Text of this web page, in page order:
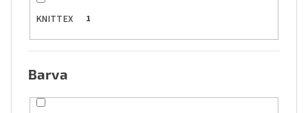
KNITTEX 1
Barva